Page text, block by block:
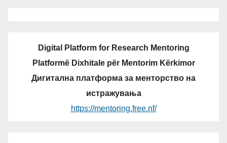
Digital Platform for Research Mentoring
Platformë Dixhitale për Mentorim Kërkimor
Дигитална платформа за менторство на
истражувања
https://mentoring.free.nf/